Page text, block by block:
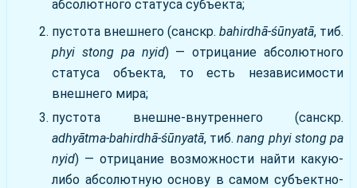
абсолютного статуса субъекта;
пустота внешнего (санскр. bahirdhā-śūnyatā, тиб.
phyi stong pa nyid) — отрицание абсолютного
статуса объекта, то есть независимости
внешнего мира;
пустота внешне-внутреннего (санскр.
adhyātma-bahirdhā-śūnyatā, тиб.nang phyi stong pa
nyid) — отрицание возможности найти какую-
либо абсолютную основу в самом субъектно-